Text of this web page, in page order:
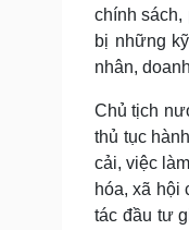
chính sách,
bị những
nhân,
Chủ tịch
thủ tục
cải, việc
hóa, xã hội
tác đầu tư